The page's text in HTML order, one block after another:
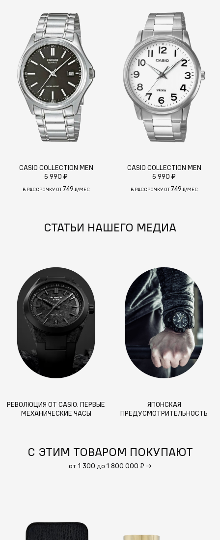
CASIO COLLECTION MEN
5 990 ₽
В РАССРОЧКУ ОТ749 ₽/МЕС
CASIO COLLECTION MEN
5 990 ₽
В РАССРОЧКУ ОТ749 ₽/МЕС
СТАТЬИ НАШЕГО МЕДИА
РЕВОЛЮЦИЯ ОТ CASIO. ПЕРВЫЕ
МЕХАНИЧЕСКИЕ ЧАСЫ
ЯПОНСКАЯ
ПРЕДУСМОТРИТЕЛЬНОСТЬ
С ЭТИМ ТОВАРОМ ПОКУПАЮТ
от 1 300 до 1 800 000 ₽ →